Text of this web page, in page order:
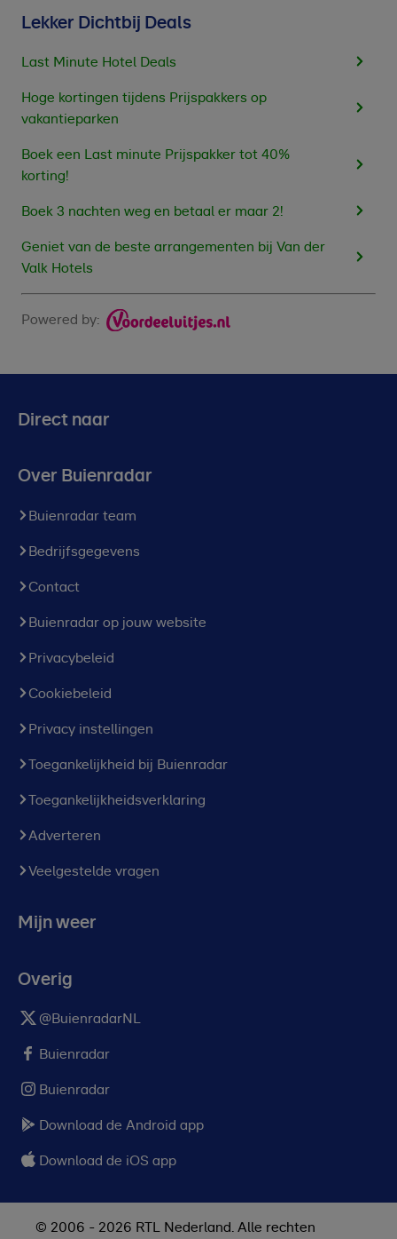
Lekker Dichtbij Deals
Last Minute Hotel Deals
Hoge kortingen tijdens Prijspakkers op
vakantieparken
Boek een Last minute Prijspakker tot 40%
korting!
Boek 3 nachten weg en betaal er maar 2!
Geniet van de beste arrangementen bij Van der
Valk Hotels
Powered by:
Direct naar
Over Buienradar
Buienradar team
Bedrijfsgegevens
Contact
Buienradar op jouw website
Privacybeleid
Cookiebeleid
Privacy instellingen
Toegankelijkheid bij Buienradar
Toegankelijkheidsverklaring
Adverteren
Veelgestelde vragen
Mijn weer
Overig
@BuienradarNL
Buienradar
Buienradar
Download de Android app
Download de iOS app
© 2006 - 2026 RTL Nederland. Alle rechten